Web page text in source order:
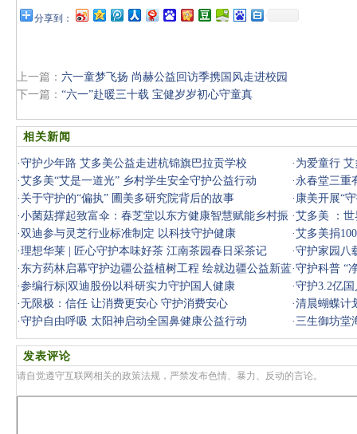
分享到：
上一篇： 六一童梦飞扬 尚赫公益回访季携国风走进校园
下一篇： “六一”赴暖三十载 宝健岁岁初心守童真
相关新闻
·守护少年路 艾多美公益走进杭锦旗巴拉贡学校 · 为爱童行
·艾多美“艾是一道光” 乡村学生安全守护公益行动 · 永春堂三重
· 关于守护的“偏执” 圃美多研究院背后的故事 · 康美开展“
·小菌菇撑起致富伞：春芝堂以东方健康智慧赋能乡村振
兴
·艾多美 ：
与微笑同
·双迪参与灵芝行业标准制定 以科技守护健康 ·艾多美捐
·理想华莱 | 匠心守护本味好茶 江南茶园春日采茶记 ·守护家园八
· 东方药林启幕守护边疆公益植树工程 绘就边疆公益新蓝
图
·守护科普 “
议
·参编行标|双迪股份以科研实力守护国人健康 ·守护3.2亿
动
·无限极：信任 让消费更安心 守护消费安心 ·清晨蝴蝶计
·守护自由呼吸 太阳神启动全国鼻健康公益行动 ·三生御坊堂
健康
发表评论
请自觉遵守互联网相关的政策法规，严禁发布色情、暴力、反动的言论。